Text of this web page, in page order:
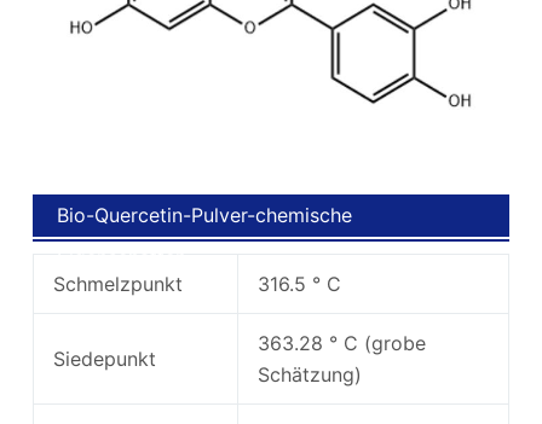
Bio-Quercetin-Pulver-chemische
Eigenschaften
Schmelzpunkt
316.5 ° C
Siedepunkt
363.28 ° C (grobe
Schätzung)